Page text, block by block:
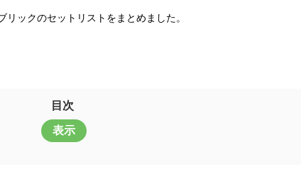
ックのセットリストをまとめました。
目次
表示